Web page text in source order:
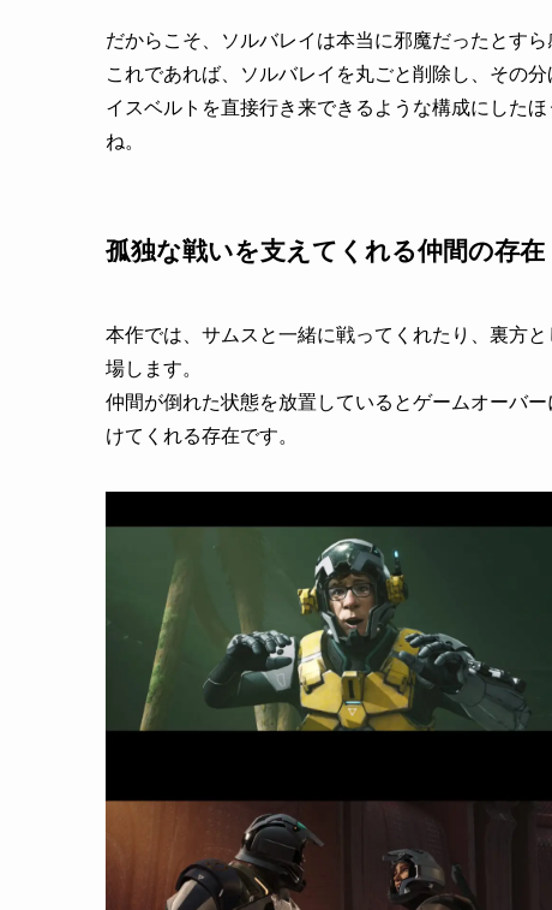
だからこそ、ソルバレイは本当に邪魔だったとすら
これであれば、ソルバレイを丸ごと削除し、その
イスベルトを直接行き来できるような構成にした
ね。
孤独な戦いを支えてくれる仲間の存在
本作では、サムスと一緒に戦ってくれたり、裏方
場します。
仲間が倒れた状態を放置しているとゲームオーバ
けてくれる存在です。